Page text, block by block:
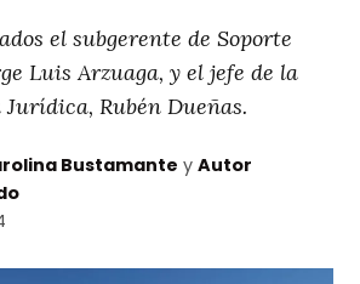
el subgerente de Soporte
Luis Arzuaga, y el jefe de la
Rubén Dueñas.
Bustamante yAutor